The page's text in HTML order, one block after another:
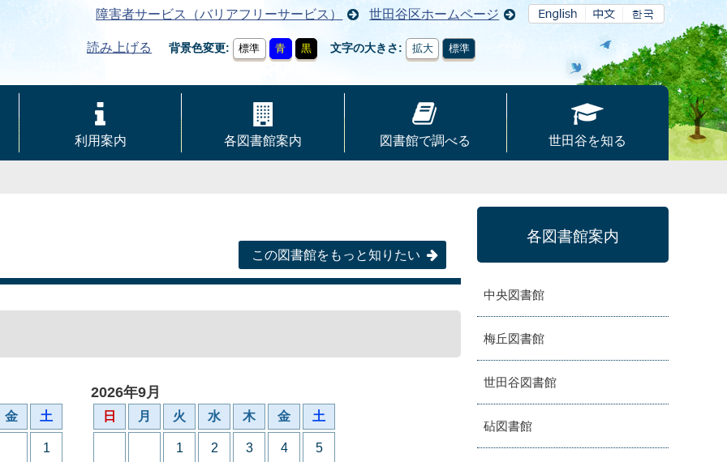
障害者サービス（バリアフリーサービス） 世田谷区ホームページ
読み上げる 背景色変更 標準 青 黒 文字の大きさ 拡大 標準
利用案内 各図書館案内 図書館で調べる 世田谷を知る
この図書館をもっと知りたい
金 土
1
2026年9月
日 月 火 水 木 金 土
1 2 3 4 5
各図書館案内
中央図書館
梅丘図書館
世田谷図書館
砧図書館